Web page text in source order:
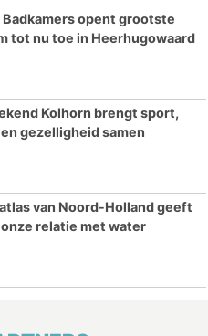
Badkamers opent grootste
tot nu toe in Heerhugowaard
Kolhorn brengt sport,
gezelligheid samen
van Noord-Holland geeft
relatie met water